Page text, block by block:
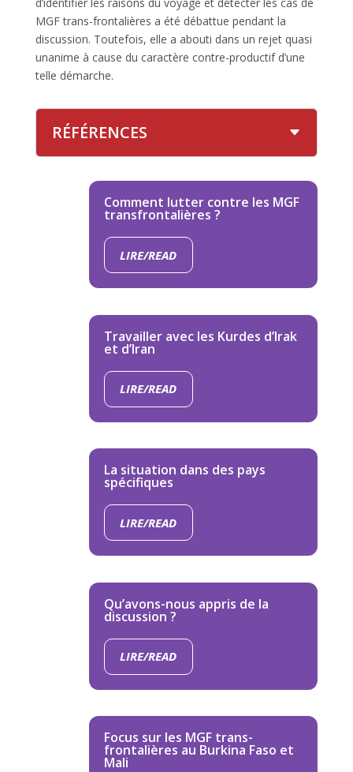
d’identifier les raisons du voyage et détecter les cas de
MGF trans-frontalières a été débattue pendant la
discussion. Toutefois, elle a abouti dans un rejet quasi
unanime à cause du caractère contre-productif d’une
telle démarche.
RÉFÉRENCES
Comment lutter contre les MGF
transfrontalières ?
LIRE/READ
Travailler avec les Kurdes d’Irak
et d’Iran
LIRE/READ
La situation dans des pays
spécifiques
LIRE/READ
Qu’avons-nous appris de la
discussion ?
LIRE/READ
Focus sur les MGF trans-
frontalières au Burkina Faso et
Mali